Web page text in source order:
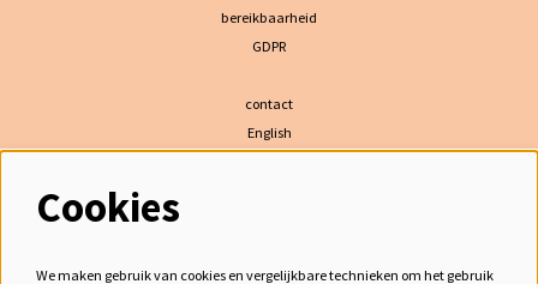
bereikbaarheid
GDPR
contact
English
Cookies
We maken gebruik van cookies en vergelijkbare technieken om het gebruik